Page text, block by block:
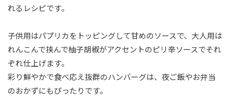
れるレシピです。
子供用はパプリカをトッピングして甘めのソースで、大人用は
れんこんで挟んで柚子胡椒がアクセントのピリ辛ソースでそれ
ぞれ仕上げます。
彩り鮮やかで食べ応え抜群のハンバーグは、夜ご飯やお弁当
のおかずにもぴったりです。